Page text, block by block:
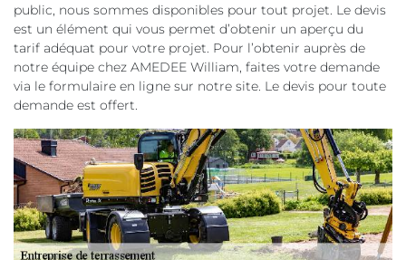
public, nous sommes disponibles pour tout projet. Le devis
est un élément qui vous permet d’obtenir un aperçu du
tarif adéquat pour votre projet. Pour l’obtenir auprès de
notre équipe chez AMEDEE William, faites votre demande
via le formulaire en ligne sur notre site. Le devis pour toute
demande est offert.